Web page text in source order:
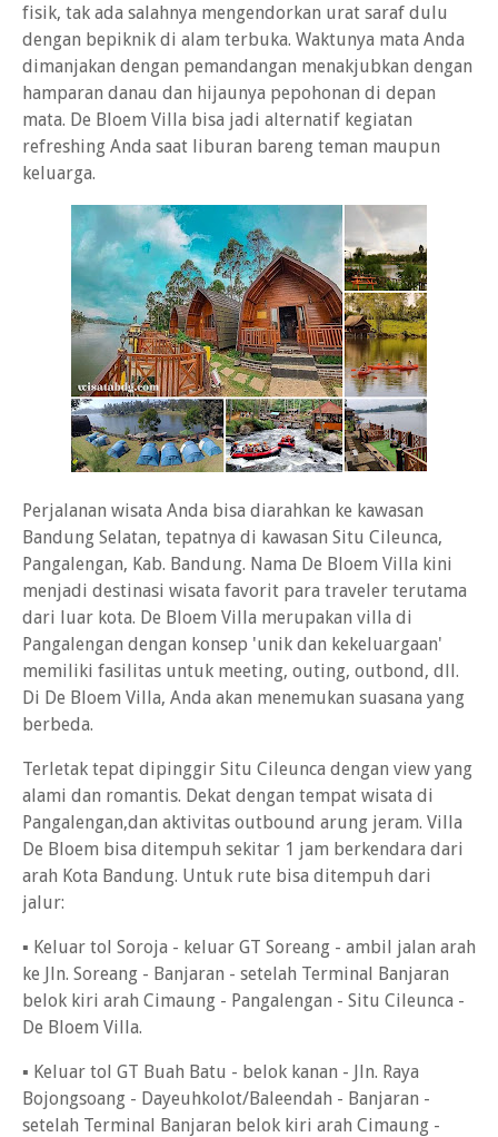
fisik, tak ada salahnya mengendorkan urat saraf dulu
dengan bepiknik di alam terbuka. Waktunya mata Anda
dimanjakan dengan pemandangan menakjubkan dengan
hamparan danau dan hijaunya pepohonan di depan
mata. De Bloem Villa bisa jadi alternatif kegiatan
refreshing Anda saat liburan bareng teman maupun
keluarga.
Perjalanan wisata Anda bisa diarahkan ke kawasan
Bandung Selatan, tepatnya di kawasan Situ Cileunca,
Pangalengan, Kab. Bandung. Nama De Bloem Villa kini
menjadi destinasi wisata favorit para traveler terutama
dari luar kota. De Bloem Villa merupakan villa di
Pangalengan dengan konsep 'unik dan kekeluargaan'
memiliki fasilitas untuk meeting, outing, outbond, dll.
Di De Bloem Villa, Anda akan menemukan suasana yang
berbeda.
Terletak tepat dipinggir Situ Cileunca dengan view yang
alami dan romantis. Dekat dengan tempat wisata di
Pangalengan,dan aktivitas outbound arung jeram. Villa
De Bloem bisa ditempuh sekitar 1 jam berkendara dari
arah Kota Bandung. Untuk rute bisa ditempuh dari
jalur:
▪ Keluar tol Soroja - keluar GT Soreang - ambil jalan arah
ke Jln. Soreang - Banjaran - setelah Terminal Banjaran
belok kiri arah Cimaung - Pangalengan - Situ Cileunca -
De Bloem Villa.
▪ Keluar tol GT Buah Batu - belok kanan - Jln. Raya
Bojongsoang - Dayeuhkolot/Baleendah - Banjaran -
setelah Terminal Banjaran belok kiri arah Cimaung -